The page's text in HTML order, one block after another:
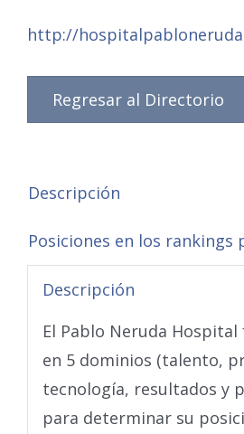
http://
Regresar al Directorio
Descripción
Posiciones en los rankings
Descripción
El Pablo Neruda Hospital
en 5 dominios (talento,
tecnología, resultados y
para determinar su